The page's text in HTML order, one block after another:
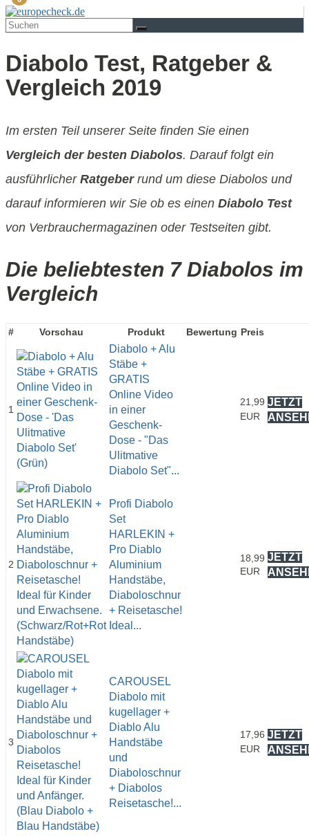
Diabolo Test, Ratgeber &
Vergleich 2019
Im ersten Teil unserer Seite finden Sie einen
Vergleich der besten Diabolos. Darauf folgt ein
ausführlicher Ratgeberrund um diese Diabolos und
darauf informieren wir Sie ob es einen Diabolo Test
von Verbrauchermagazinen oder Testseiten gibt.
Die beliebtesten 7 Diabolos im
Vergleich
# Vorschau Produkt Bewertung Preis
1
Diabolo + Alu
Stäbe +
GRATIS
Online Video
in einer
Geschenk-
Dose - "Das
Ulitmative
Diabolo Set"...
21,99
EUR
JETZT
2
Profi Diabolo
Set
HARLEKIN +
Pro Diablo
Aluminium
Handstäbe,
Diaboloschnur
+ Reisetasche!
Ideal...
18,99
EUR
JETZT
3
CAROUSEL
Diabolo mit
kugellager +
Diablo Alu
Handstäbe
und
Diaboloschnur
+ Diabolos
Reisetasche!...
17,96
EUR
JETZT